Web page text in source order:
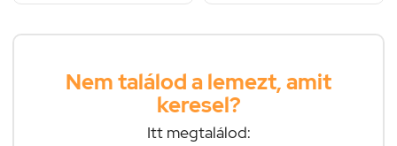
Nem találod a lemezt, amit
keresel?
Itt megtalálod: